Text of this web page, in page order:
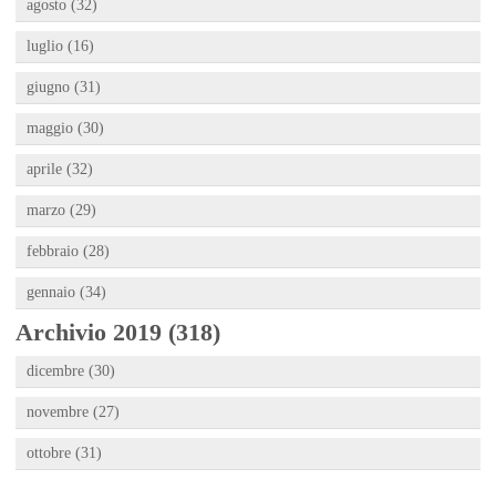
agosto (32)
luglio (16)
giugno (31)
maggio (30)
aprile (32)
marzo (29)
febbraio (28)
gennaio (34)
Archivio 2019 (318)
dicembre (30)
novembre (27)
ottobre (31)